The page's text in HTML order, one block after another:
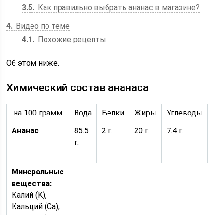
3.5
Как правильно выбрать ананас в магазине?
4
Видео по теме
4.1
Похожие рецепты
Об этом ниже.
Химический состав ананаса
на 100 грамм Вода Белки Жиры Углеводы
Ананас
85.5
г.
2 г. 20 г. 7.4 г.
Минеральные
вещества:
Калий (K),
Кальций (Ca),